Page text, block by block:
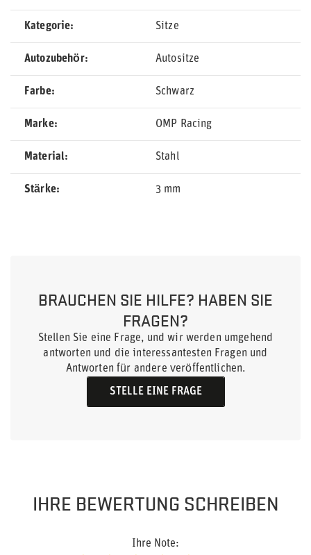
Kategorie Sitze
Autozubehör Autositze
Farbe Schwarz
Marke OMP Racing
Material Stahl
Stärke 3 mm
BRAUCHEN SIE HILFE? HABEN SIE
FRAGEN?
Stellen Sie eine Frage, und wir werden umgehend
antworten und die interessantesten Fragen und
Antworten für andere veröffentlichen.
STELLE EINE FRAGE
IHRE BEWERTUNG SCHREIBEN
Ihre Note: